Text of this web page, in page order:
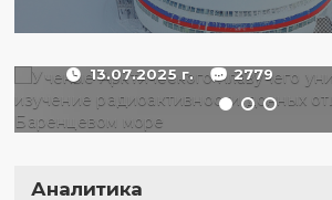
отложений в Баренцевом
13.07.2025 г. 2779
Аналитика